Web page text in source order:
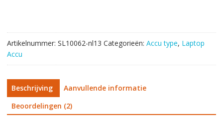
model
PI06
aantal
Artikelnummer: SL10062-nl13 Categorieën: Accu type, Laptop
Accu
Beschrijving
Aanvullende informatie
Beoordelingen (2)